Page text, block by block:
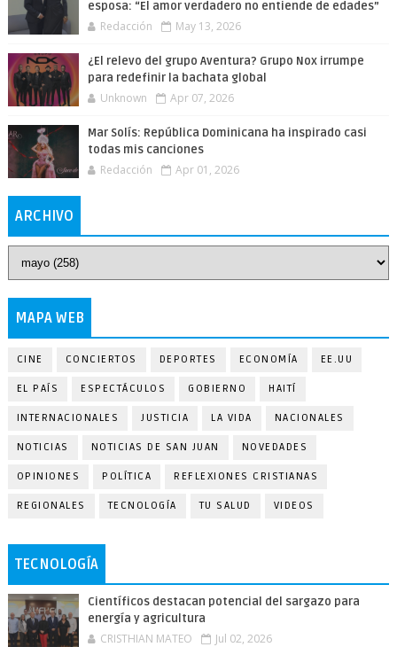
esposa: “El amor verdadero no entiende de edades”
Redacción May 13, 2026
¿El relevo del grupo Aventura? Grupo Nox irrumpe
para redefinir la bachata global
Unknown Apr 07, 2026
Mar Solís: República Dominicana ha inspirado casi
todas mis canciones
Redacción Apr 01, 2026
ARCHIVO
MAPA WEB
CINE CONCIERTOS DEPORTES ECONOMÍA EE.UU
EL PAÍS ESPECTÁCULOS GOBIERNO HAITÍ
INTERNACIONALES JUSTICIA LA VIDA NACIONALES
NOTICIAS NOTICIAS DE SAN JUAN NOVEDADES
OPINIONES POLÍTICA REFLEXIONES CRISTIANAS
REGIONALES TECNOLOGÍA TU SALUD VIDEOS
TECNOLOGÍA
Científicos destacan potencial del sargazo para
energía y agricultura
CRISTHIAN MATEO Jul 02, 2026